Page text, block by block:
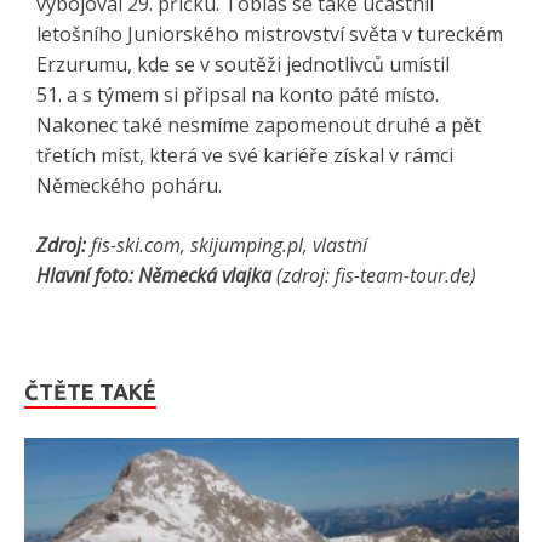
letošního Juniorského mistrovství světa v tureckém
Erzurumu, kde se v soutěži jednotlivců umístil
51. a s týmem si připsal na konto páté místo.
Nakonec také nesmíme zapomenout druhé a pět
třetích míst, která ve své kariéře získal v rámci
Německého poháru.
Zdroj:fis-ski.com, skijumping.pl, vlastní
Hlavní foto: Německá vlajka(zdroj: fis-team-tour.de)
ČTĚTE TAKÉ